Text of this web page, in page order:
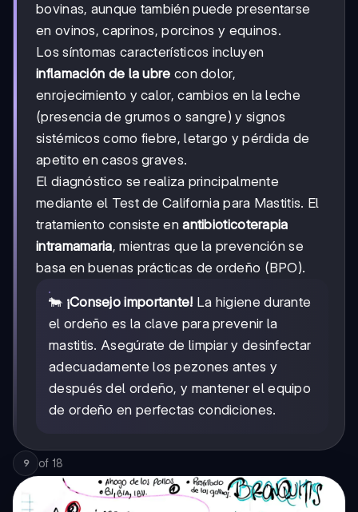
bovinas, aunque también puede presentarse
en ovinos, caprinos, porcinos y equinos.
Los síntomas característicos incluyen
inflamación de la ubre con dolor,
enrojecimiento y calor, cambios en la leche
(presencia de grumos o sangre) y signos
sistémicos como fiebre, letargo y pérdida de
apetito en casos graves.
El diagnóstico se realiza principalmente
mediante el Test de California para Mastitis. El
tratamiento consiste enantibioticoterapia
intramamaria, mientras que la prevención se
basa en buenas prácticas de ordeño (BPO).
🐄 ¡Consejo importante! La higiene durante
el ordeño es la clave para prevenir la
mastitis. Asegúrate de limpiar y desinfectar
adecuadamente los pezones antes y
después del ordeño, y mantener el equipo
de ordeño en perfectas condiciones.
9 of 18